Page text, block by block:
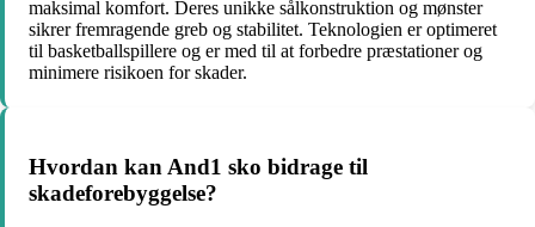
maksimal komfort. Deres unikke sålkonstruktion og mønster
sikrer fremragende greb og stabilitet. Teknologien er optimeret
til basketballspillere og er med til at forbedre præstationer og
minimere risikoen for skader.
Hvordan kan And1 sko bidrage til
skadeforebyggelse?